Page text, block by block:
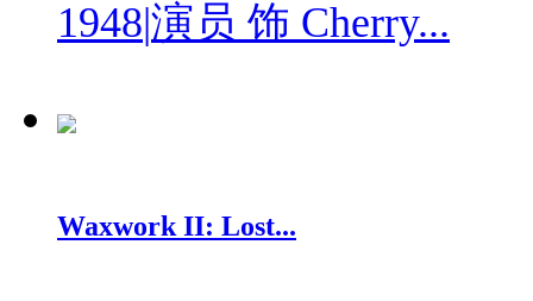
1948|演员 饰 Cherry...
Waxwork II: Lost...